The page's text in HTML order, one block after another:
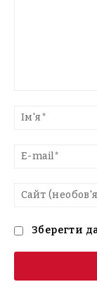
текст
Зберегти